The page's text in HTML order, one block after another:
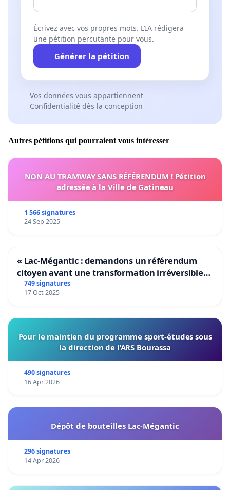
Écrivez avec vos propres mots. L’IA rédigera
une pétition percutante pour vous.
Générer la pétition
Vos données vous appartiennent
Confidentialité dès la conception
Autres pétitions qui pourraient vous intéresser
NON AU TRAMWAY SANS RÉFÉRENDUM ! Pétition
adressée à la Ville de Gatineau
1 566 signatures
24 Sep 2025
« Lac-Mégantic : demandons un référendum
citoyen avant une transformation irréversible
de notre territoire »
749 signatures
17 Oct 2025
Pour le maintien du programme sport-études sous
la direction de l’ARS Bourassa
490 signatures
16 Apr 2026
Dépôt de bouteilles Lac-Mégantic
296 signatures
14 Apr 2026